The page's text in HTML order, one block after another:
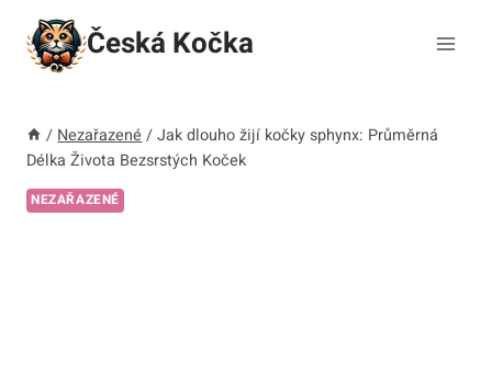
Přeskočit
obsah
Česká Kočka
/ Nezařazené / Jak dlouho žijí kočky sphynx: Průměrná
Délka Života Bezsrstých Koček
NEZAŘAZENÉ